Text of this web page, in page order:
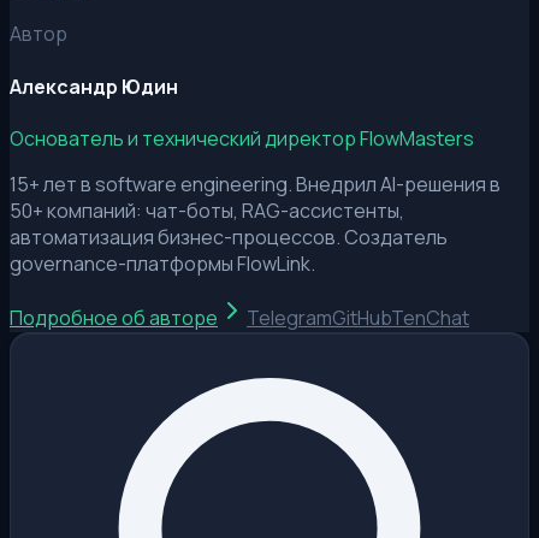
Автор
Александр Юдин
Основатель и технический директор FlowMasters
15+ лет в software engineering. Внедрил AI-решения в
50+ компаний: чат-боты, RAG-ассистенты,
автоматизация бизнес-процессов. Создатель
governance-платформы FlowLink.
Подробное об авторе TelegramGitHubTenChat